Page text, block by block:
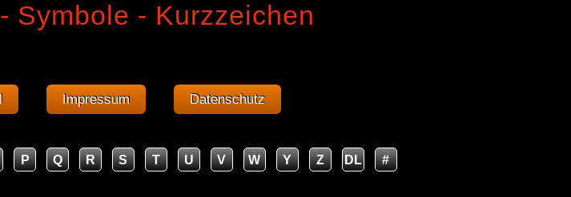
Symbole - Kurzzeichen
Impressum Datenschutz
P Q R S T U V W Y Z DL #